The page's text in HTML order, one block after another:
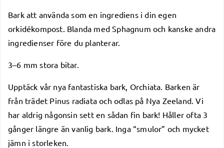
Bark att använda som en ingrediens i din egen
orkidékompost. Blanda med Sphagnum och kanske andra
ingredienser före du planterar.
3–6 mm stora bitar.
Upptäck vår nya fantastiska bark, Orchiata. Barken är
från trädet Pinus radiata och odlas på Nya Zeeland. Vi
har aldrig någonsin sett en sådan fin bark! Håller ofta 3
gånger längre än vanlig bark. Inga “smulor” och mycket
jämn i storleken.